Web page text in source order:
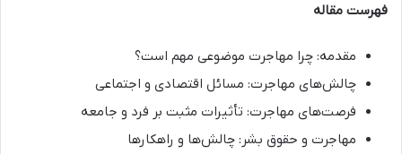
فهرست مقاله
مقدمه: چرا مهاجرت موضوعی مهم است؟
چالش‌های مهاجرت: مسائل اقتصادی و اجتماعی
فرصت‌های مهاجرت: تأثیرات مثبت بر فرد و جامعه
مهاجرت و حقوق بشر: چالش‌ها و راهکارها